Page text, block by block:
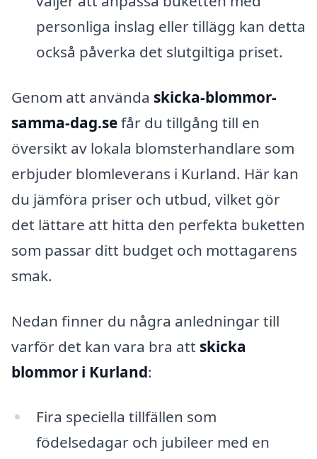
personliga inslag eller tillägg kan detta
också påverka det slutgiltiga priset.
Genom att använda skicka-blommor-
samma-dag.sefår du tillgång till en
översikt av lokala blomsterhandlare som
erbjuder blomleverans i Kurland. Här kan
du jämföra priser och utbud, vilket gör
det lättare att hitta den perfekta buketten
som passar ditt budget och mottagarens
smak.
Nedan finner du några anledningar till
varför det kan vara bra att skicka
blommor i Kurland:
Fira speciella tillfällen som
födelsedagar och jubileer med en